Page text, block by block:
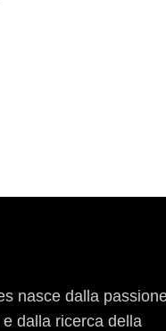
nasce dalla
dalla ricerca della